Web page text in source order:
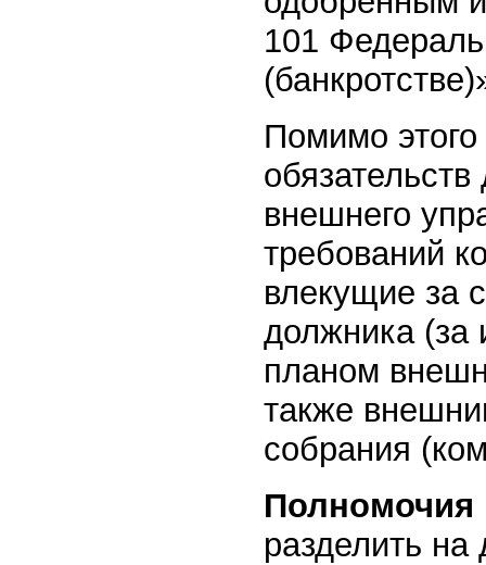
101
Помимо
внешнего
требований
влекущие за
должника (за
планом
также
собрания
разделить на